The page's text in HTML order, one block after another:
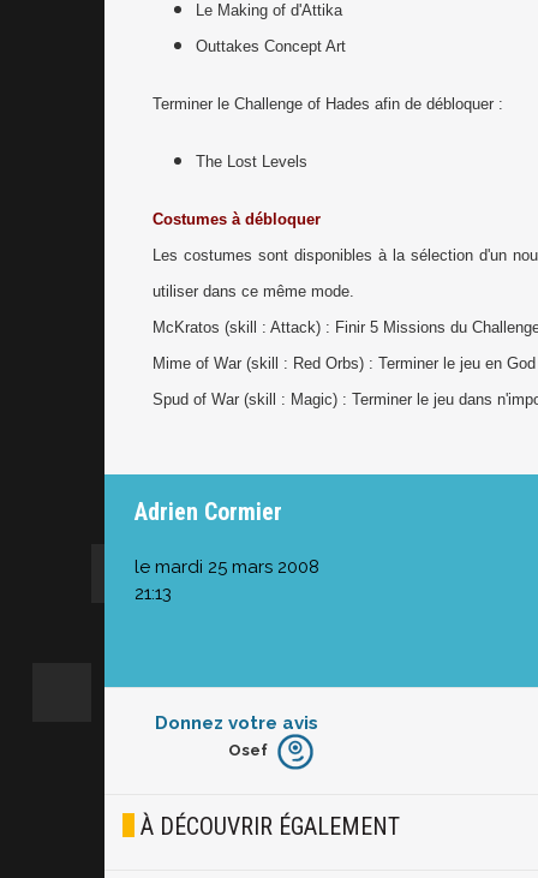
Le Making of d'Attika
Outtakes Concept Art
Terminer le Challenge of Hades afin de débloquer :
The Lost Levels
Costumes à débloquer
Les costumes sont disponibles à la sélection d'un
utiliser dans ce même mode.
McKratos (skill : Attack) : Finir 5 Missions du
Mime of War (skill : Red Orbs) : Terminer le jeu en
Spud of War (skill : Magic) : Terminer le jeu dans
Adrien Cormier
le mardi 25 mars 2008
21:13
Donnez votre avis
Furieux
Osef
À DÉCOUVRIR ÉGALEMENT